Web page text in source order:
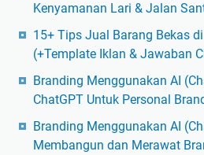
Kenyamanan Lari & Jalan
15+ Tips Jual Barang Bekas
(+Template Iklan & Jawaban
Branding Menggunakan AI
ChatGPT Untuk Personal
Branding Menggunakan AI
Membangun dan Merawat